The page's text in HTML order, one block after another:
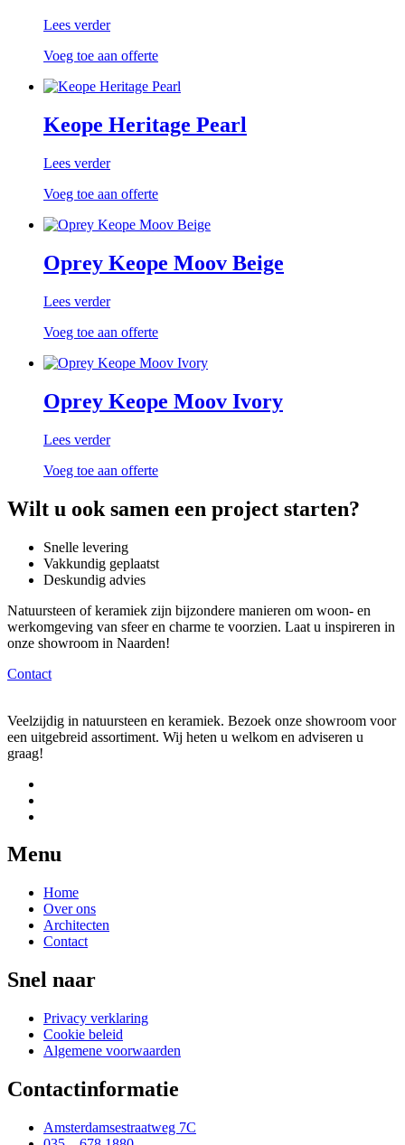
Lees verder
Voeg toe aan offerte
Keope Heritage Pearl
Lees verder
Voeg toe aan offerte
Oprey Keope Moov Beige
Lees verder
Voeg toe aan offerte
Oprey Keope Moov Ivory
Lees verder
Voeg toe aan offerte
Wilt u ook samen een project starten?
Snelle levering
Vakkundig geplaatst
Deskundig advies
Natuursteen of keramiek zijn bijzondere manieren om woon- en
werkomgeving van sfeer en charme te voorzien. Laat u inspireren in
onze showroom in Naarden!
Contact
Veelzijdig in natuursteen en keramiek. Bezoek onze showroom voor
een uitgebreid assortiment. Wij heten u welkom en adviseren u
graag!
Menu
Home
Over ons
Architecten
Contact
Snel naar
Privacy verklaring
Cookie beleid
Algemene voorwaarden
Contactinformatie
Amsterdamsestraatweg 7C